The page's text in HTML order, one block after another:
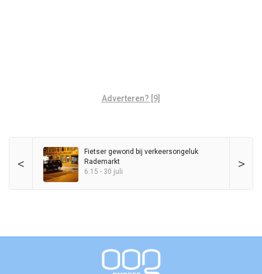
Adverteren? [9]
< >
Fietser gewond bij verkeersongeluk
Rademarkt
6:15 - 30 juli